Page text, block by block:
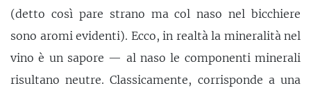
(detto così pare strano ma col naso nel bicchiere
sono aromi evidenti). Ecco, in realtà la mineralità nel
vino è un sapore — al naso le componenti minerali
risultano neutre. Classicamente, corrisponde a una